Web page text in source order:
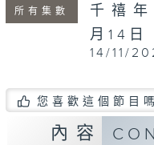
所有集數
千禧
月14日
14/11/
您喜歡這個節目
內容